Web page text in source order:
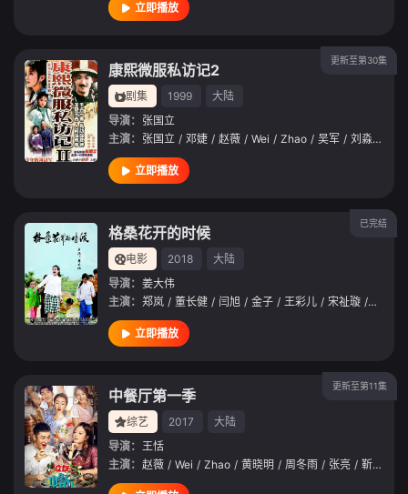
立即播放
更新至第30集
康熙微服私访记2
剧集 1999
大陆
导演： 张国立
主演： 张国立 / 邓婕 / 赵薇 / Wei / Zhao / 吴军 / 刘淼 /
立即播放
已完结
格桑花开的时候
电影 2018
大陆
导演： 姜大伟
主演： 郑岚 / 董长健 / 闫旭 / 金子 / 王彩儿 / 宋祉璇 / 陆炫延
立即播放
更新至第11集
中餐厅第一季
综艺 2017
大陆
导演： 王恬
主演： 赵薇 / Wei / Zhao / 黄晓明 / 周冬雨 / 张亮 / 靳梦佳